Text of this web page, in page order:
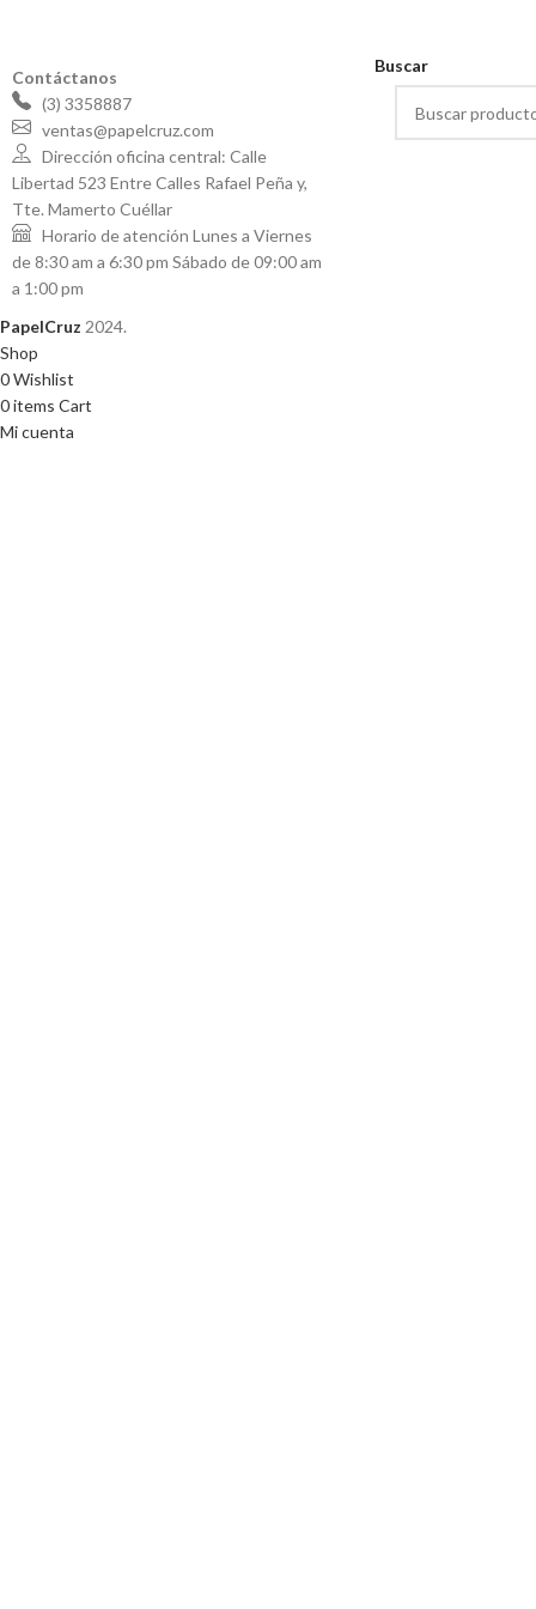
Contáctanos
(3) 3358887
ventas@papelcruz.com
Dirección oficina central: Calle
Libertad 523 Entre Calles Rafael Peña y,
Tte. Mamerto Cuéllar
Horario de atención Lunes a Viernes
de 8:30 am a 6:30 pm Sábado de 09:00 am
a 1:00 pm
Buscar
PapelCruz 2024.
Shop
0Wishlist
0items Cart
Mi cuenta